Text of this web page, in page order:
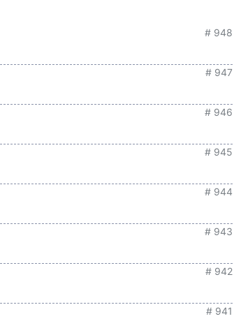
# 948
# 947
# 946
# 945
# 944
# 943
# 942
# 941